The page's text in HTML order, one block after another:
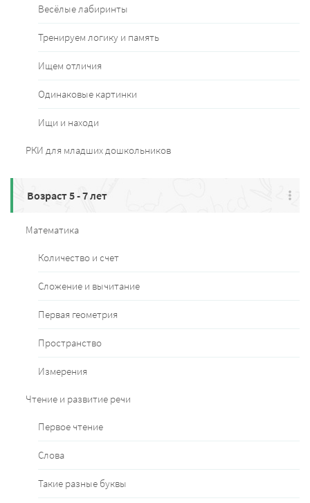
Весёлые лабиринты
Тренируем логику и память
Ищем отличия
Одинаковые картинки
Ищи и находи
РКИ для младших дошкольников
Возраст 5 - 7 лет
Математика
Количество и счет
Сложение и вычитание
Первая геометрия
Пространство
Измерения
Чтение и развитие речи
Первое чтение
Слова
Такие разные буквы